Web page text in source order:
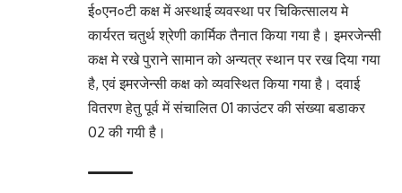
ई०एन०टी कक्ष में अस्थाई व्यवस्था पर चिकित्सालय मे
कार्यरत चतुर्थ श्रेणी कार्मिक तैनात किया गया है। इमरजेन्सी
कक्ष मे रखे पुराने सामान को अन्यत्र स्थान पर रख दिया गया
है, एवं इमरजेन्सी कक्ष को व्यवस्थित किया गया है। दवाई
वितरण हेतु पूर्व में संचालित 01 काउंटर की संख्या बडाकर
02 की गयी है।